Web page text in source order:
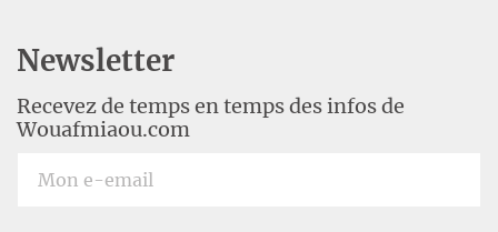
Newsletter
Recevez de temps en temps des infos de
Wouafmiaou.com